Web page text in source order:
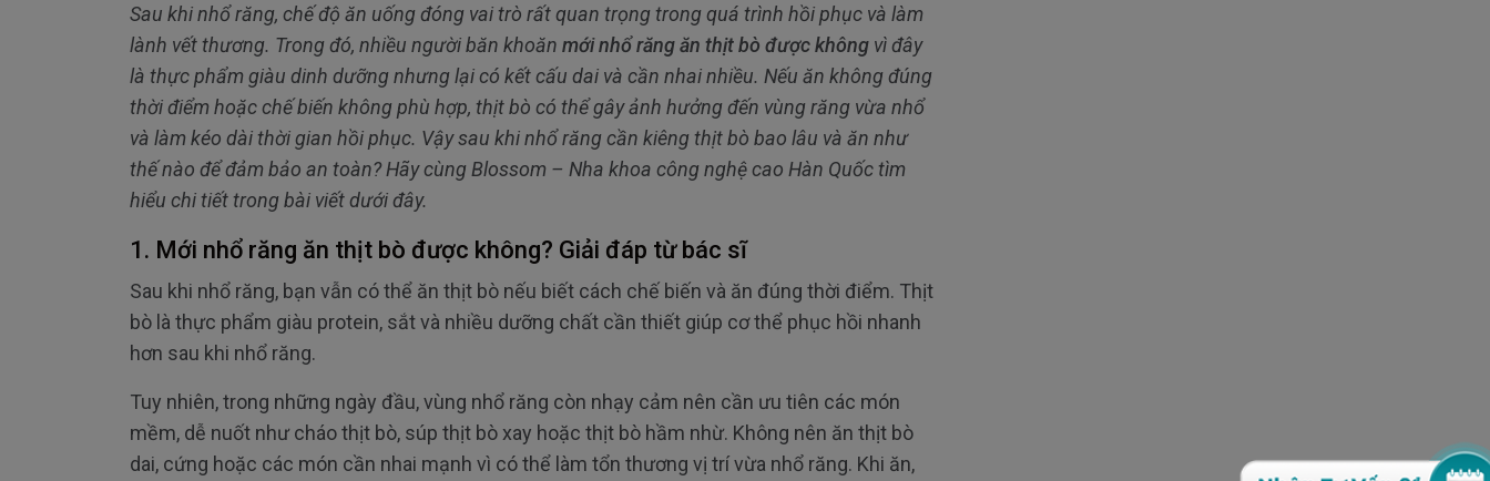
Sau khi nhổ răng, chế độ ăn uống đóng vai trò rất quan trọng trong quá trình hồi phục và làm
lành vết thương. Trong đó, nhiều người băn khoăn mới nhổ răng ăn thịt bò được không vì đây
là thực phẩm giàu dinh dưỡng nhưng lại có kết cấu dai và cần nhai nhiều. Nếu ăn không đúng
thời điểm hoặc chế biến không phù hợp, thịt bò có thể gây ảnh hưởng đến vùng răng vừa nhổ
và làm kéo dài thời gian hồi phục. Vậy sau khi nhổ răng cần kiêng thịt bò bao lâu và ăn như
thế nào để đảm bảo an toàn? Hãy cùng Blossom – Nha khoa công nghệ cao Hàn Quốc tìm
hiểu chi tiết trong bài viết dưới đây.
1. Mới nhổ răng ăn thịt bò được không? Giải đáp từ bác sĩ
Sau khi nhổ răng, bạn vẫn có thể ăn thịt bò nếu biết cách chế biến và ăn đúng thời điểm. Thịt
bò là thực phẩm giàu protein, sắt và nhiều dưỡng chất cần thiết giúp cơ thể phục hồi nhanh
hơn sau khi nhổ răng.
Tuy nhiên, trong những ngày đầu, vùng nhổ răng còn nhạy cảm nên cần ưu tiên các món
mềm, dễ nuốt như cháo thịt bò, súp thịt bò xay hoặc thịt bò hầm nhừ. Không nên ăn thịt bò
dai, cứng hoặc các món cần nhai mạnh vì có thể làm tổn thương vị trí vừa nhổ răng. Khi ăn,